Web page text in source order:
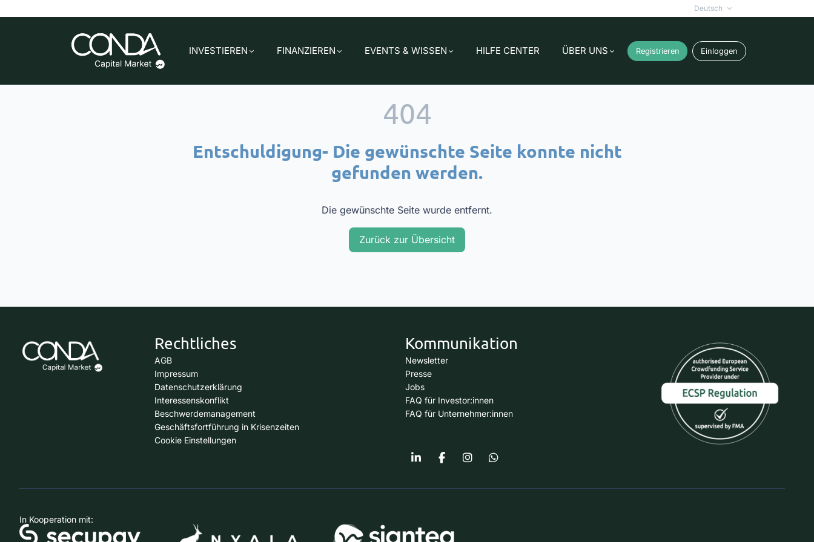
Deutsch
INVESTIEREN FINANZIEREN EVENTS & WISSEN HILFE CENTER ÜBER UNS Registrieren Einloggen
404
Entschuldigung- Die gewünschte Seite konnte nicht
gefunden werden.
Die gewünschte Seite wurde entfernt.
Zurück zur Übersicht
Rechtliches
AGB
Impressum
Datenschutzerklärung
Interessenskonflikt
Beschwerdemanagement
Geschäftsfortführung in Krisenzeiten
Cookie Einstellungen
Kommunikation
Newsletter
Presse
Jobs
FAQ für Investor:innen
FAQ für Unternehmer:innen
In Kooperation mit: